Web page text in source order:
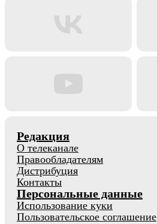
Редакция
О телеканале
Правообладателям
Дистрибуция
Контакты
Персональные данные
Использование куки
Пользовательское соглашение